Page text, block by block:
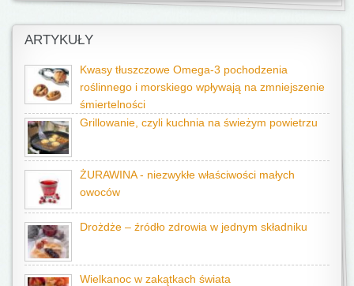
ARTYKUŁY
Kwasy tłuszczowe Omega-3 pochodzenia
roślinnego i morskiego wpływają na zmniejszenie
śmiertelności
Grillowanie, czyli kuchnia na świeżym powietrzu
ŻURAWINA - niezwykłe właściwości małych
owoców
Drożdże – źródło zdrowia w jednym składniku
Wielkanoc w zakątkach świata